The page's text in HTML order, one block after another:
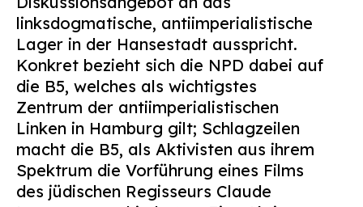
Kontakt
Suchen
nach:
linksdogmatische, antiimperialistische
Lager in der Hansestadt ausspricht.
Konkret bezieht sich die NPD dabei auf
die B5, welches als wichtigstes
Zentrum der antiimperialistischen
Linken in Hamburg gilt; Schlagzeilen
macht die B5, als Aktivisten aus ihrem
Spektrum die Vorführung eines Films
des jüdischen Regisseurs Claude